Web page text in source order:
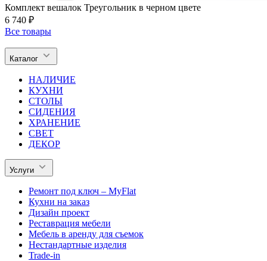
Комплект вешалок Треугольник в черном цвете
6 740 ₽
Все товары
Каталог
НАЛИЧИЕ
КУХНИ
СТОЛЫ
СИДЕНИЯ
ХРАНЕНИЕ
СВЕТ
ДЕКОР
Услуги
Ремонт под ключ – MyFlat
Кухни на заказ
Дизайн проект
Реставрация мебели
Мебель в аренду для съемок
Нестандартные изделия
Trade-in